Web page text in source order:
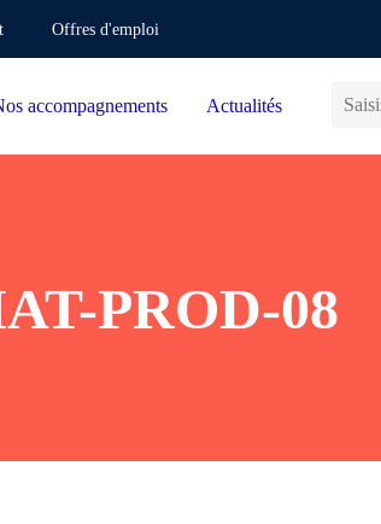
Offres d'emploi
accompagnements Actualités
PROD-08